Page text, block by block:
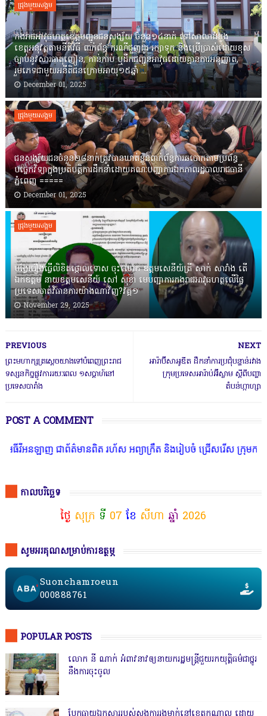
ជ្រុងមួយសង្គម
កងរាជឣាវុធហត្ថខេត្តបញ្ជូនជនសង្ស័យ ចំនួន១៤នាក់ ទៅសាលាដំបូង
ខេត្តឣនុវត្តតាមនីតិវិធី ពាក់ព័ន្ធ ករណីជួញដូរ រក្សាទុក និងប្រើប្រាស់ដោយខុស
ច្បាប់នូវសារធាតុញៀន, កាន់កាប់ ឬដឹកជញ្ជូនអាវុធដោយគ្មានការអនុញ្ញាត,
រួមភេទជាមួយអនីតិជនក្រោមអាយុ១៥ឆ្នាំ ...
December 01, 2025
ជ្រុងមួយសង្គម
ជនសង្ស័យជនចំនួន២៨នាក់ត្រូវបានឃាត់ខ្លួនពាក់ព័ន្ធការឆបោកតាមប្រព័ន្ធ
បច្ចេកវិទ្យាក្នុងប្រតិបត្តិការដឹកនាំដោយគណៈបញ្ជាការឯកភាពរដ្ឋបាលរាជធានី
ភ្នំពេញ ‎=====
December 01, 2025
ជ្រុងមួយសង្គម
បង្វែររឿងធ្វើលិខិតថ្កោលទោស ចុះលោក ឧត្តមសេនីយ៍ត្រី សាក់ សារាំង តើ
ឯកឧត្តម នាយឧត្តមសេនីយ៍ សៅ សុខា មេបញ្ជាការកងរាជអាវុធហត្ថលើផ្ទៃ
ប្រទេសចាត់វិធានការយ៉ាងណាវិញ?វគ្គ១
November 29, 2025
NEXT
អារ៉ាប៊ីសាអូឌីត ដឹកនាំការប្រជុំ​បន្ទាន់​រវាង​
ក្រុមប្រទេសអារ៉ាប់អ៊ីស្លាម ស្តីពីបញ្ហា
តំបន់ហ្កាហ្សា
PREVIOUS
ព្រះមហាក្សត្រស្តេចយាងទៅបំពេញព្រះរាជ
ទស្សនកិច្ចផ្លូវការរយៈពេល ១សប្តាហ៍នៅ
ប្រទេសបារាំង
POST A COMMENT
ជាព័ត៌មានពិត រហ័ស អព្យាក្រឹត និងរៀបចំ ជ្រើសរើស ក្រុមការងារ នៅត
កាលបរិច្ឆេទ
ថ្ងៃ សុក្រ ទី 07 ខែ សីហា ឆ្នាំ 2026
សូមអរគុណសម្រាប់ការឧត្ថម្ភ
Suonchamroeun
000888761
POPULAR POSTS
លោក នី ណាក់ អំពាវនាវឲ្យនាយករដ្ឋមន្ត្រីជួយរកយុត្តិធម៌ជាថ្នូរ
នឹងការចុះចូល